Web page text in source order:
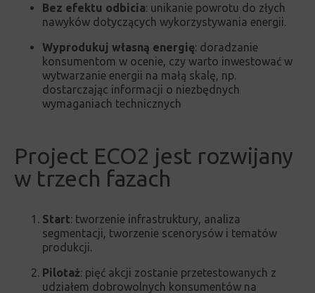
Bez efektu odbicia: unikanie powrotu do złych
nawyków dotyczących wykorzystywania energii.
Wyprodukuj własną energię: doradzanie
konsumentom w ocenie, czy warto inwestować w
wytwarzanie energii na małą skalę, np.
dostarczając informacji o niezbędnych
wymaganiach technicznych
Project ECO2 jest rozwijany
w trzech fazach
Start: tworzenie infrastruktury, analiza
segmentacji, tworzenie scenorysów i tematów
produkcji.
Pilotaż: pięć akcji zostanie przetestowanych z
udziałem dobrowolnych konsumentów na